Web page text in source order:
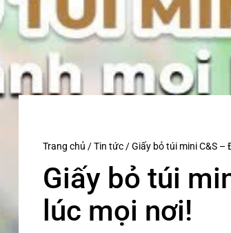
Trang chủ /Tin tức/Giấy bỏ túi mini C&S –
Giấy bỏ túi
lúc mọi nơi!